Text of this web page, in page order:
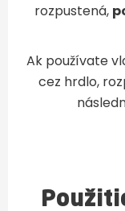
rozpustená,
Ak používate
cez hrdlo,